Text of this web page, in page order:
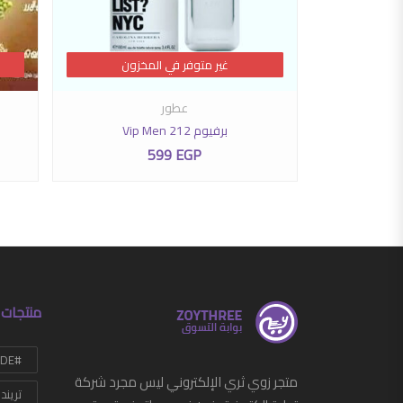
غير متوفر في المخزون
غير متوفر في المخزون
عطور
برفيوم Vip Men 212
599EGP
متجر زوي ثري الإلكتروني ليس مجرد شركة
#HANDMADE